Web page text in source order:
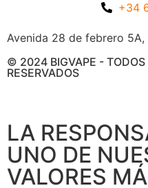
+34
Avenida 28 de febrero 5A,
© 2024 BIGVAPE - TODOS
RESERVADOS
LA
UNO DE
VALORES